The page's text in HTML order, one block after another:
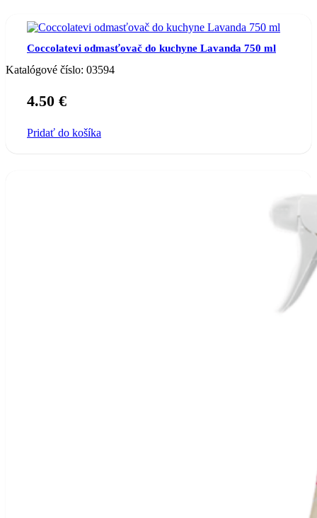
Coccolatevi odmasťovač do kuchyne Lavanda 750 ml
Katalógové číslo: 03594
4.50 €
Pridať do košíka